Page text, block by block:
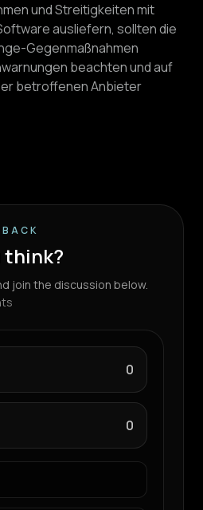
und Streitigkeiten mit
ausliefern, sollten die
Gegenmaßnahmen
beachten und auf
betroffenen Anbieter
think?
join the discussion below.
0
0